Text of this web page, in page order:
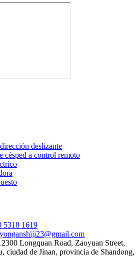
deslizante
césped a control remoto
5318 1619
yonganshiji23@gmail.com
Longquan Road, Zaoyuan Street,
ciudad de Jinan, provincia de Shandong,